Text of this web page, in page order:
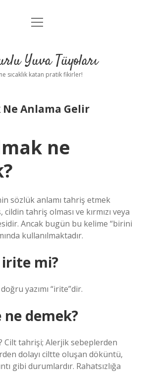
Anasayfa
Yasal Uyarı
menüyü
Yuva Tüyoları
sıcaklık katan pratik fikirler!
Anlama Gelir
ne
sözlük anlamı tahriş etmek
tahriş olması ve kırmızı veya
Ancak bugün bu kelime “birini
kullanılmaktadır.
mi?
yazımı “irite”dir.
demek?
Cilt tahrişi; Alerjik sebeplerden
dolayı ciltte oluşan döküntü,
gibi durumlardır. Rahatsızlığa